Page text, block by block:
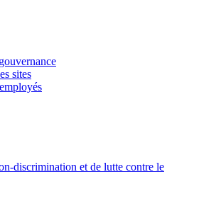
sites
discrimination et de lutte contre le